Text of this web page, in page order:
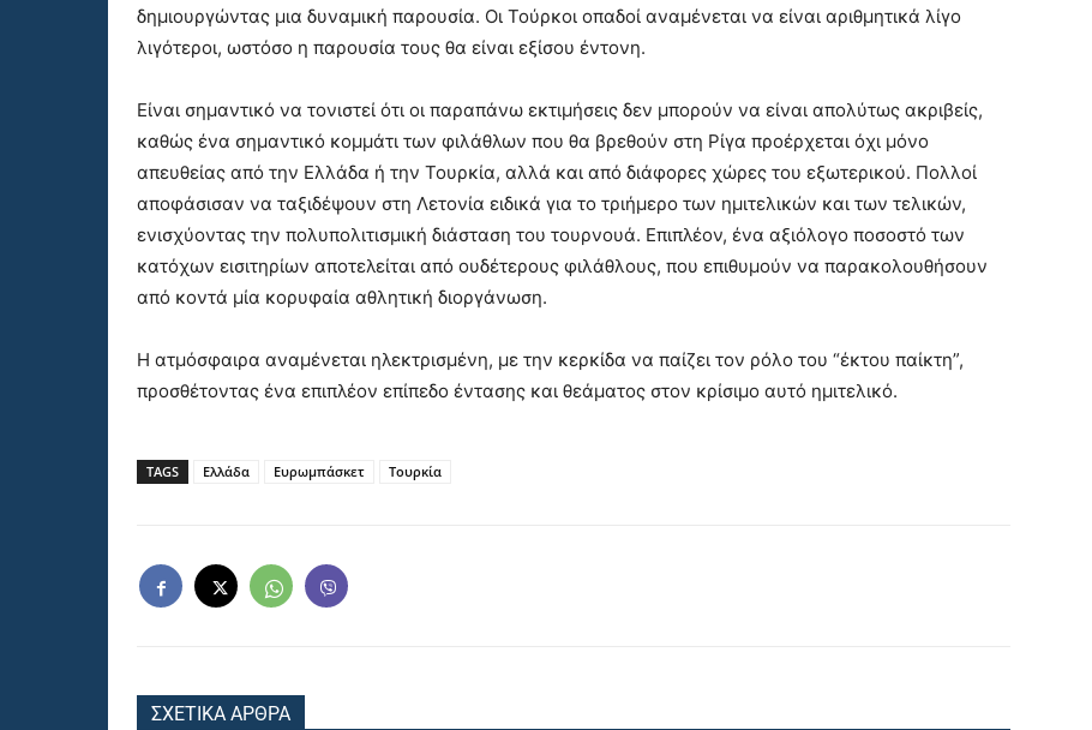
δημιουργώντας μια δυναμική παρουσία. Οι Τούρκοι οπαδοί αναμένεται να είναι αριθμητικά λίγο
λιγότεροι, ωστόσο η παρουσία τους θα είναι εξίσου έντονη.
Είναι σημαντικό να τονιστεί ότι οι παραπάνω εκτιμήσεις δεν μπορούν να είναι απολύτως ακριβείς,
καθώς ένα σημαντικό κομμάτι των φιλάθλων που θα βρεθούν στη Ρίγα προέρχεται όχι μόνο
απευθείας από την Ελλάδα ή την Τουρκία, αλλά και από διάφορες χώρες του εξωτερικού. Πολλοί
αποφάσισαν να ταξιδέψουν στη Λετονία ειδικά για το τριήμερο των ημιτελικών και των τελικών,
ενισχύοντας την πολυπολιτισμική διάσταση του τουρνουά. Επιπλέον, ένα αξιόλογο ποσοστό των
κατόχων εισιτηρίων αποτελείται από ουδέτερους φιλάθλους, που επιθυμούν να παρακολουθήσουν
από κοντά μία κορυφαία αθλητική διοργάνωση.
Η ατμόσφαιρα αναμένεται ηλεκτρισμένη, με την κερκίδα να παίζει τον ρόλο του “έκτου παίκτη”,
προσθέτοντας ένα επιπλέον επίπεδο έντασης και θεάματος στον κρίσιμο αυτό ημιτελικό.
TAGS Ελλάδα Ευρωμπάσκετ Τουρκία
ΣΧΕΤΙΚΑ ΑΡΘΡΑ